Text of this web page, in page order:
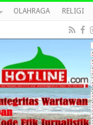
OLAHRAGA RELIGI